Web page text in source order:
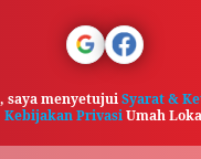
saya menyetujuiSyarat &
Kebijakan PrivasiUmah